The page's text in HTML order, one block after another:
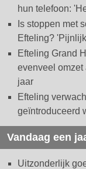
hun telefoon:
Is stoppen met
Efteling?
Efteling Grand
evenveel omzet
jaar
Efteling
geïntroduceerd
Vandaag een
Uitzonderlijk